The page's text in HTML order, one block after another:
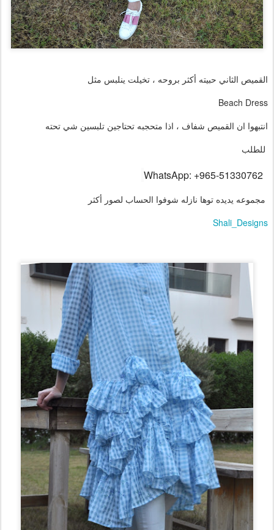
القميص الثاني حبيته أكثر بروحه ، تخيلت ينلبس مثل
Beach Dress
انتبهوا ان القميص شفاف ، اذا متحجبه تحتاجين تلبسين شي تحته
WhatsApp: +965-51330762
Shali_Designs